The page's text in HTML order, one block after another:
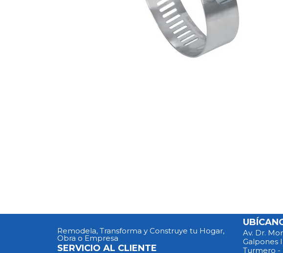
Remodela, Transforma y Construye tu Hogar,
Obra o Empresa
SERVICIO AL CLIENTE
Av. Dr.
Galpones
Turmero -